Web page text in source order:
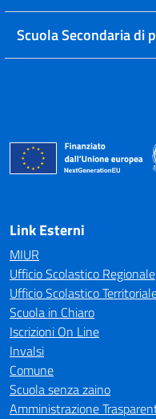
Scuola Secondaria di
Link Esterni
MIUR
Ufficio Scolastico Regionale
Ufficio Scolastico
Scuola in Chiaro
Iscrizioni On Line
Invalsi
Comune
Scuola senza zaino
Amministrazione